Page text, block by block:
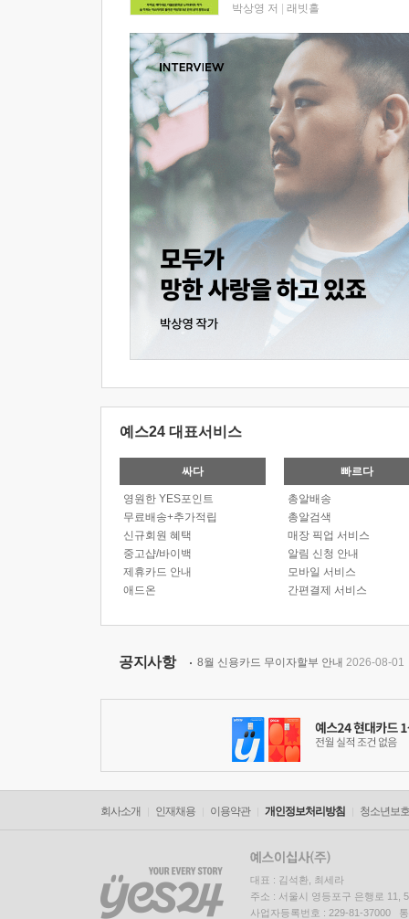
박상영 저 래빗홀
예스24 대표서비스
싸다
영원한 YES포인트
무료배송+추가적립
신규회원 혜택
중고샵/바이백
제휴카드 안내
애드온
빠르다
총알배송
총알검색
매장 픽업 서비스
알림 신청 안내
모바일 서비스
간편결제 서비스
공지사항 8월 신용카드 무이자할부 안내 2026-08-01
회사소개 인재채용 이용약관 개인정보처리방침 청소년보
대표 : 김석환, 최세라
주소 : 서울시 영등포구 은행로 11,
사업자등록번호 : 229-81-37000